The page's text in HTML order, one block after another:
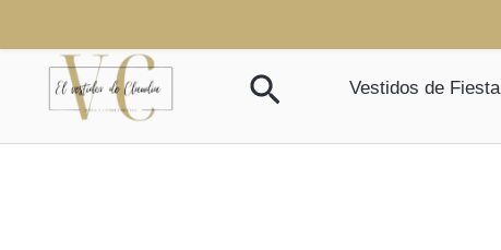
al
contenido
BuscarVestidos de Fiesta